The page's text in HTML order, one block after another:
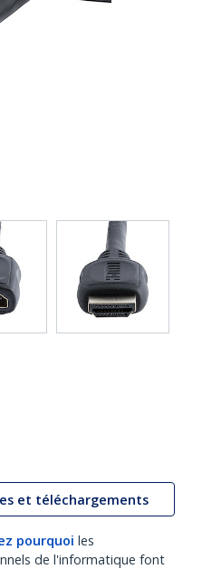
et téléchargements
pourquoi les
de l'informatique font